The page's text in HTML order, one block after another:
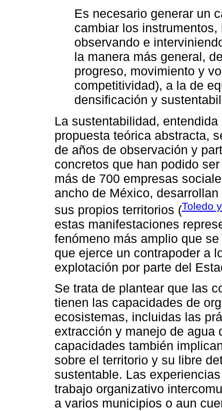
Es necesario generar un
cambiar los
observando e
la manera más general,
progreso, movimiento y
competitividad), a la de
densificación y
La sustentabilidad,
propuesta teórica abstracta,
de años de observación y
concretos que han podido
más de 700 empresas
ancho de México,
sus propios territorios (Toledo
estas manifestaciones
fenómeno más amplio que
que ejerce un contrapoder a
explotación por parte del
Se trata de plantear que las
tienen las capacidades de
ecosistemas, incluidas las
extracción y manejo de agua
capacidades también
sobre el territorio y su libre
sustentable. Las
trabajo organizativo
a varios municipios o aun